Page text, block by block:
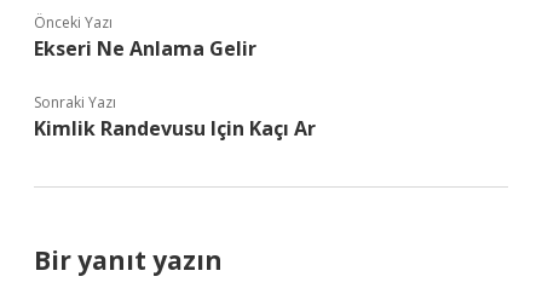
Önceki Yazı
Ekseri Ne Anlama Gelir
Sonraki Yazı
Kimlik Randevusu Için Kaçı Ar
Bir yanıt yazın